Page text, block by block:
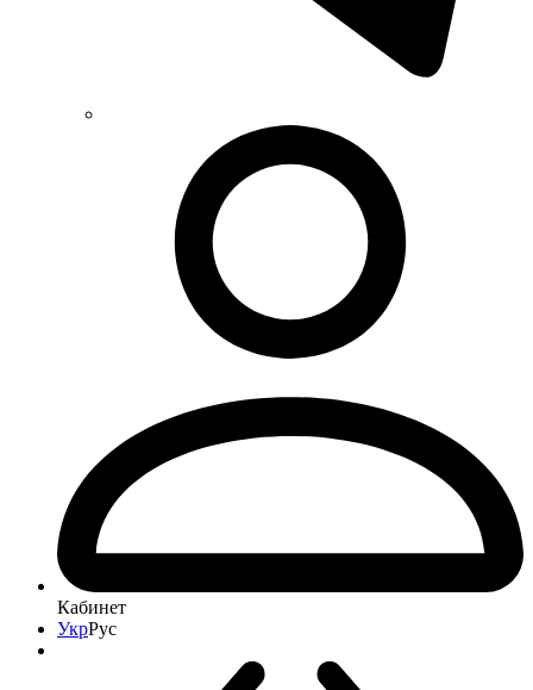
Кабинет
УкрРус